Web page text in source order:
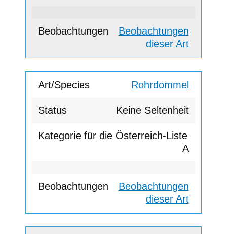
Beobachtungen
dieser Art
Rohrdommel
Keine Seltenheit
A
Beobachtungen
dieser Art